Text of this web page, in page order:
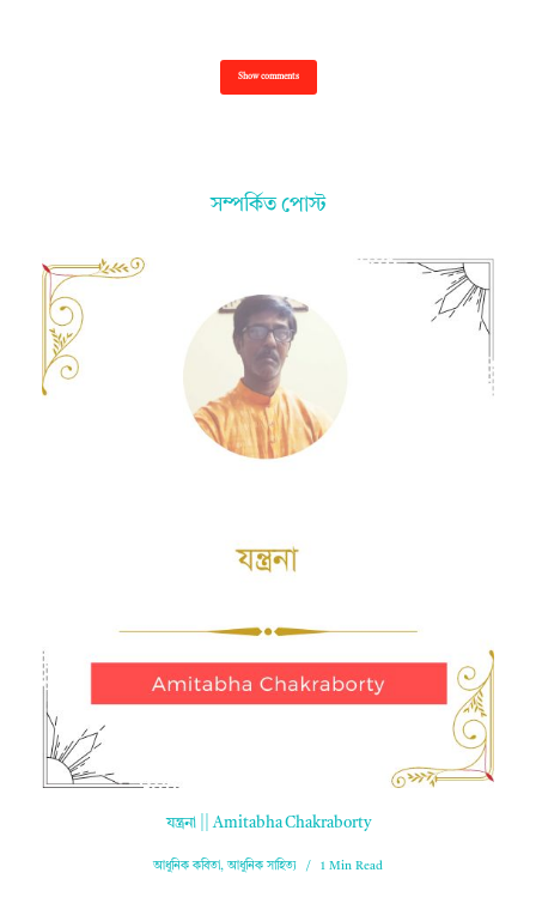
Show comments
সম্পর্কিত পোস্ট
যন্ত্রনা || Amitabha Chakraborty
আধুনিক কবিতা,আধুনিক সাহিত্য 1 Min Read